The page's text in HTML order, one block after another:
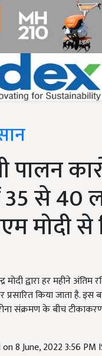
से 40
मोदी से
मोदी द्वारा हर महीने
प्रसारित किया जाता है. इस
संक्रमण के बीच
8 June, 2022 3:56 PM